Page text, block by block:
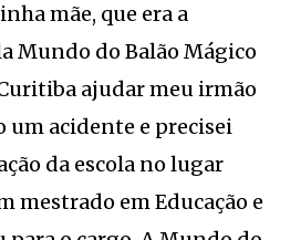
mãe, que era a
Mundo do Balão Mágico
ajudar meu irmão
um acidente e precisei
da escola no lugar
mestrado em Educação e